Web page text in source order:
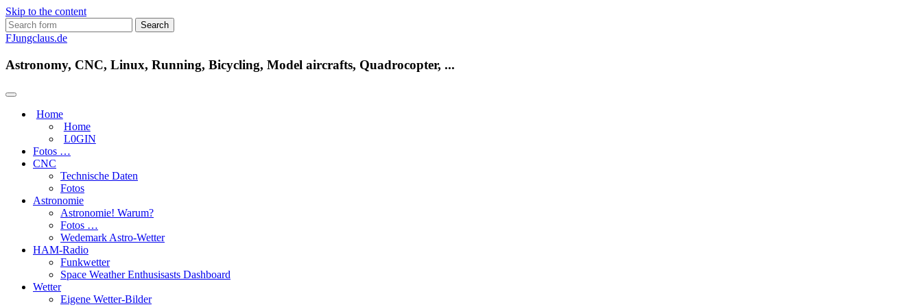
Skip to the content
Search
for:
FJungclaus.de
Astronomy, CNC, Linux, Running, Bicycling, Model aircrafts, Quadrocopter, ...
Home
Home
L​0​​GIN
Fotos …
CNC
Technische Daten
Fotos
Astronomie
Astronomie! Warum?
Fotos …
Wedemark Astro-Wetter
HAM-Radio
Funkwetter
Space Weather Enthusisasts Dashboard
Wetter
Eigene Wetter-Bilder